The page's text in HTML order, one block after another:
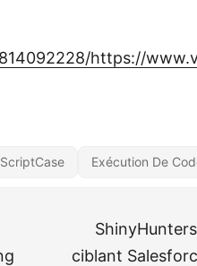
https://
ScriptCase Exécution De
ciblant